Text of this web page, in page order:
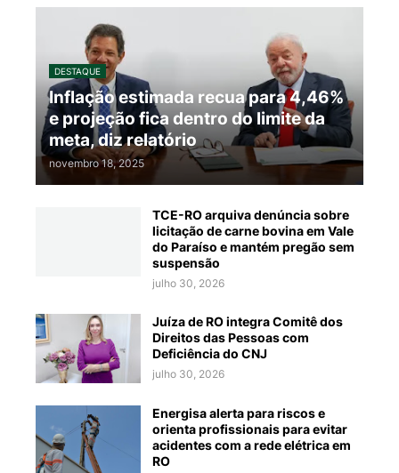
DESTAQUE
Inflação estimada recua para 4,46%
e projeção fica dentro do limite da
meta, diz relatório
novembro 18, 2025
TCE-RO arquiva denúncia sobre
licitação de carne bovina em Vale
do Paraíso e mantém pregão sem
suspensão
julho 30, 2026
Juíza de RO integra Comitê dos
Direitos das Pessoas com
Deficiência do CNJ
julho 30, 2026
Energisa alerta para riscos e
orienta profissionais para evitar
acidentes com a rede elétrica em
RO